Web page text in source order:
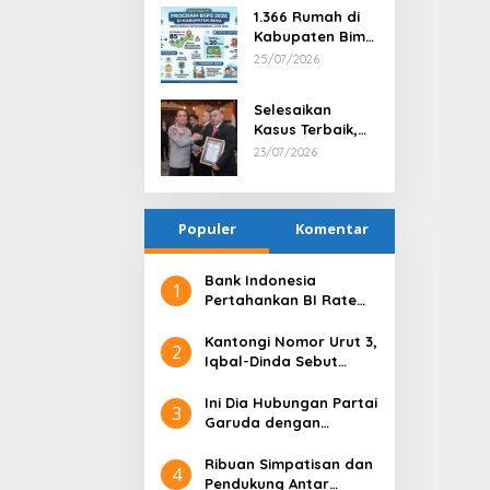
kepada Kepala
Desa Nggembe
1.366 Rumah di
Kabupaten Bima
Terima Bantuan
25/07/2026
Selesaikan
Kasus Terbaik,
Satresnarkoba
Kabupaten Raih
Penghargaan
Bergengsi dari
Kapolda NTB
23/07/2026
Populer Komentar
1
Bank Indonesia
Pertahankan BI Rate
hingga Pertengahan
Juni 4,0 Miliar Dolar AS
2
Kantongi Nomor Urut 3,
Iqbal-Dinda Sebut
Kemenangan di Pilgub
NTB
3
Ini Dia Hubungan Partai
Garuda dengan
4
Ribuan Simpatisan dan
Pendukung Antar